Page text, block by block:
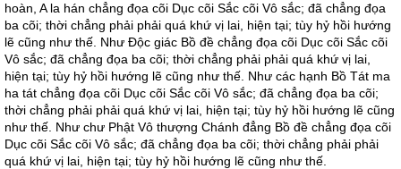
hoàn, A la hán chẳng đọa cõi Dục cõi Sắc cõi Vô sắc; đã chẳng đọa
ba cõi; thời chẳng phải phải quá khứ vị lai, hiện tại; tùy hỷ hồi hướng
lẽ cũng như thế. Như Ðộc giác Bồ đề chẳng đọa cõi Dục cõi Sắc cõi
Vô sắc; đã chẳng đọa ba cõi; thời chẳng phải phải quá khứ vị lai,
hiện tại; tùy hỷ hồi hướng lẽ cũng như thế. Như các hạnh Bồ Tát ma
ha tát chẳng đọa cõi Dục cõi Sắc cõi Vô sắc; đã chẳng đọa ba cõi;
thời chẳng phải phải quá khứ vị lai, hiện tại; tùy hỷ hồi hướng lẽ cũng
như thế. Như chư Phật Vô thượng Chánh đẳng Bồ đề chẳng đọa cõi
Dục cõi Sắc cõi Vô sắc; đã chẳng đọa ba cõi; thời chẳng phải phải
quá khứ vị lai, hiện tại; tùy hỷ hồi hướng lẽ cũng như thế.